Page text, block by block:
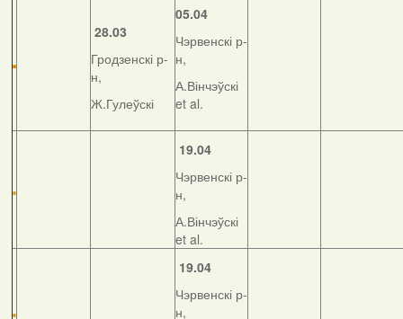
28.03
Гродзенскі р-
н,
Ж.Гулеўскі
05.04
Чэрвенскі р-
н,
А.Вінчэўскі
et al.
19.04
Чэрвенскі р-
н,
А.Вінчэўскі
et al.
19.04
Чэрвенскі р-
н,